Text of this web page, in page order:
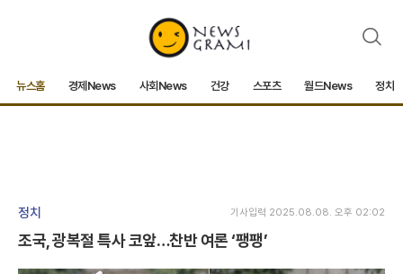
검
뉴스홈 경제News 사회News 건강 스포츠 월드News 정치
정치
조국, 광복절 특사 코앞…찬반 여론 ‘팽팽’
기사입력 2025.08.08. 오후 02:02